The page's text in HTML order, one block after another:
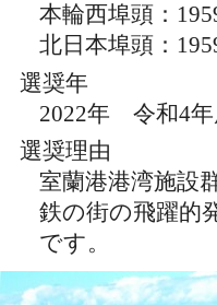
本輪西埠頭：
北日本埠頭：
選奨年
2022年 令和4
選奨理由
室蘭港港湾施設
鉄の街の飛躍的
です。